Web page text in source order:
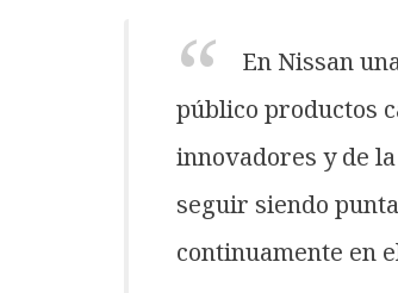
En Nissan
público productos
innovadores y de
seguir siendo
continuamente en